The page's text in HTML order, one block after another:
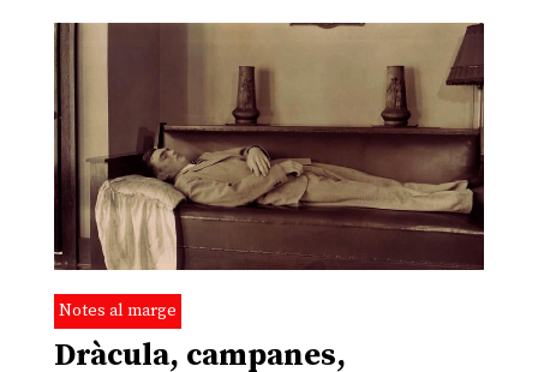
Notes al marge
Dràcula, campanes,